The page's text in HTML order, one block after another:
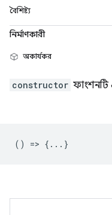
বৈশিষ্ট্য
নির্মাণকারী
অকার্যকর
constructor ফাংশনটি
() => {...}